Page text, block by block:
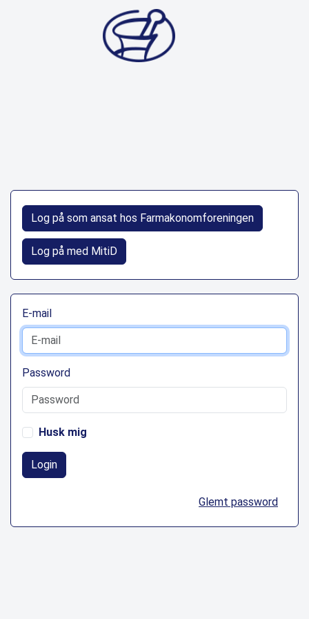
Log på som ansat hos Farmakonomforeningen
Log på med MitiD
E-mail
Password
Husk mig
Login
Glemt password